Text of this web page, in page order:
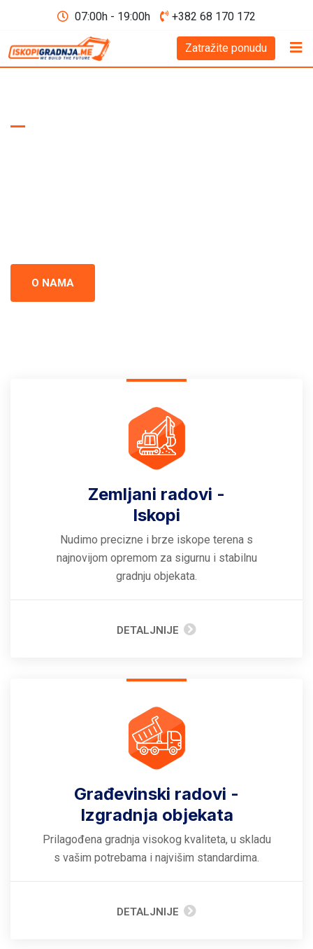
07:00h - 19:00h +382 68 170 172
Zatražite ponudu
O NAMA
Zemljani radovi -
Iskopi
Nudimo precizne i brze iskope terena s
najnovijom opremom za sigurnu i stabilnu
gradnju objekata.
DETALJNIJE
Građevinski radovi -
Izgradnja objekata
Prilagođena gradnja visokog kvaliteta, u skladu
s vašim potrebama i najvišim standardima.
DETALJNIJE